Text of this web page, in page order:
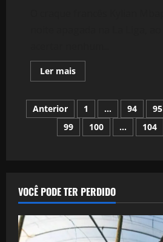
Ler maisLeia
mais
termina
jogo
sem
único
Rayo
Vallecano
Paginação
Anterior 1 … 94 95
99
100 … 104
VOCÊ PODE TER PERDIDO